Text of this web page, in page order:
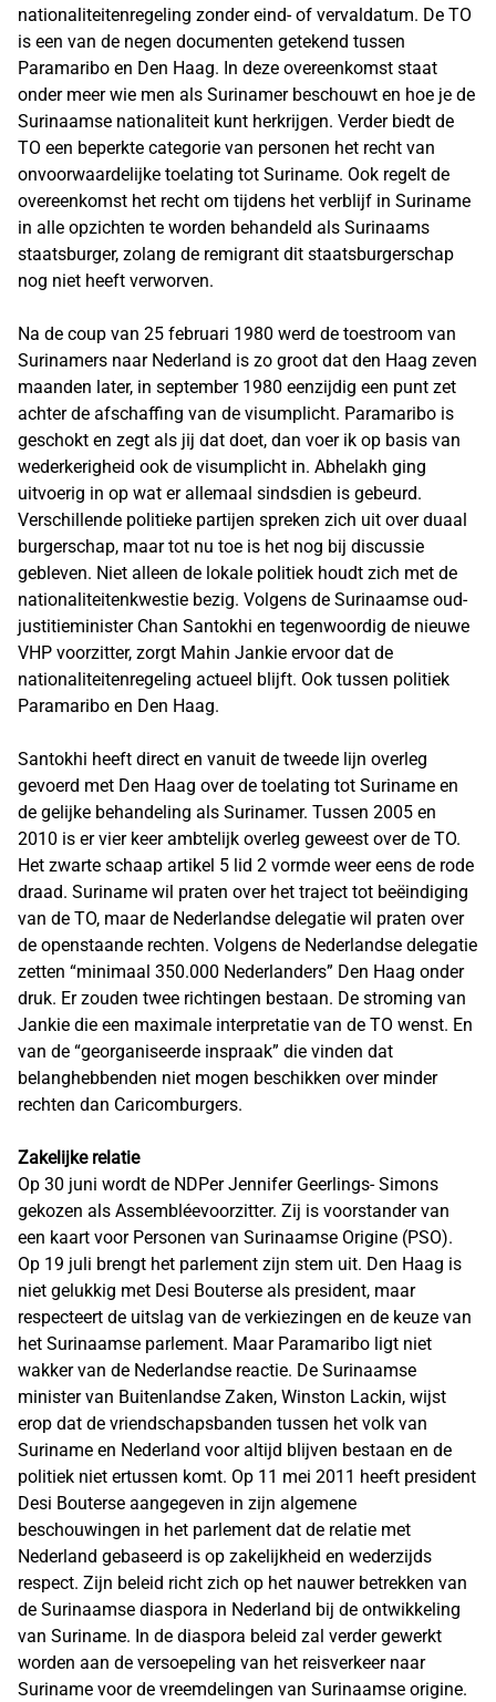
nationaliteitenregeling zonder eind- of vervaldatum. De TO
is een van de negen documenten getekend tussen
Paramaribo en Den Haag. In deze overeenkomst staat
onder meer wie men als Surinamer beschouwt en hoe je de
Surinaamse nationaliteit kunt herkrijgen. Verder biedt de
TO een beperkte categorie van personen het recht van
onvoorwaardelijke toelating tot Suriname. Ook regelt de
overeenkomst het recht om tijdens het verblijf in Suriname
in alle opzichten te worden behandeld als Surinaams
staatsburger, zolang de remigrant dit staatsburgerschap
nog niet heeft verworven.
Na de coup van 25 februari 1980 werd de toestroom van
Surinamers naar Nederland is zo groot dat den Haag zeven
maanden later, in september 1980 eenzijdig een punt zet
achter de afschaffing van de visumplicht. Paramaribo is
geschokt en zegt als jij dat doet, dan voer ik op basis van
wederkerigheid ook de visumplicht in. Abhelakh ging
uitvoerig in op wat er allemaal sindsdien is gebeurd.
Verschillende politieke partijen spreken zich uit over duaal
burgerschap, maar tot nu toe is het nog bij discussie
gebleven. Niet alleen de lokale politiek houdt zich met de
nationaliteitenkwestie bezig. Volgens de Surinaamse oud-
justitieminister Chan Santokhi en tegenwoordig de nieuwe
VHP voorzitter, zorgt Mahin Jankie ervoor dat de
nationaliteitenregeling actueel blijft. Ook tussen politiek
Paramaribo en Den Haag.
Santokhi heeft direct en vanuit de tweede lijn overleg
gevoerd met Den Haag over de toelating tot Suriname en
de gelijke behandeling als Surinamer. Tussen 2005 en
2010 is er vier keer ambtelijk overleg geweest over de TO.
Het zwarte schaap artikel 5 lid 2 vormde weer eens de rode
draad. Suriname wil praten over het traject tot beëindiging
van de TO, maar de Nederlandse delegatie wil praten over
de openstaande rechten. Volgens de Nederlandse delegatie
zetten “minimaal 350.000 Nederlanders” Den Haag onder
druk. Er zouden twee richtingen bestaan. De stroming van
Jankie die een maximale interpretatie van de TO wenst. En
van de “georganiseerde inspraak” die vinden dat
belanghebbenden niet mogen beschikken over minder
rechten dan Caricomburgers.
Zakelijke relatie
Op 30 juni wordt de NDPer Jennifer Geerlings- Simons
gekozen als Assembléevoorzitter. Zij is voorstander van
een kaart voor Personen van Surinaamse Origine (PSO).
Op 19 juli brengt het parlement zijn stem uit. Den Haag is
niet gelukkig met Desi Bouterse als president, maar
respecteert de uitslag van de verkiezingen en de keuze van
het Surinaamse parlement. Maar Paramaribo ligt niet
wakker van de Nederlandse reactie. De Surinaamse
minister van Buitenlandse Zaken, Winston Lackin, wijst
erop dat de vriendschapsbanden tussen het volk van
Suriname en Nederland voor altijd blijven bestaan en de
politiek niet ertussen komt. Op 11 mei 2011 heeft president
Desi Bouterse aangegeven in zijn algemene
beschouwingen in het parlement dat de relatie met
Nederland gebaseerd is op zakelijkheid en wederzijds
respect. Zijn beleid richt zich op het nauwer betrekken van
de Surinaamse diaspora in Nederland bij de ontwikkeling
van Suriname. In de diaspora beleid zal verder gewerkt
worden aan de versoepeling van het reisverkeer naar
Suriname voor de vreemdelingen van Surinaamse origine.